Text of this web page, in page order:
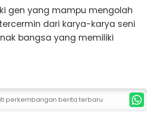
gen yang mampu mengolah
dari karya-karya seni
bangsa yang memiliki
perkembangan berita terbaru